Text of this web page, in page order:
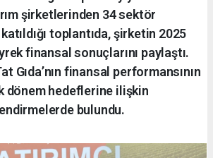
şirketlerinden 34 sektör
toplantıda, şirketin 2025
finansal sonuçlarını paylaştı.
Gıda’nın finansal performansının
dönem hedeflerine ilişkin
bulundu.